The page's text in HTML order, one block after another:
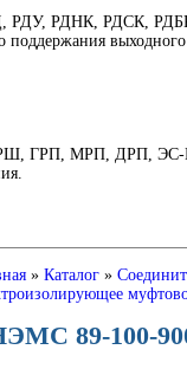
РДУ, РДНК, РДСК,
поддержания
ГРП, МРП, ДРП, ЭС-
» Каталог»
89-100-